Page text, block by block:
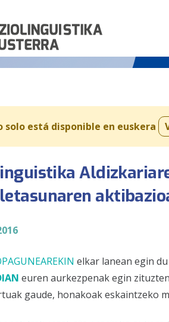
solo está disponible en euskera
elkar lanean egin
euren aurkezpenak egin
gaude, honakoak eskaintzeko